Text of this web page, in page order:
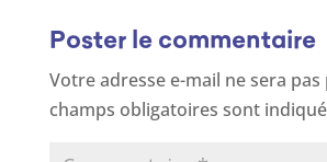
Poster le commentaire
Votre adresse e-mail ne sera pas
champs obligatoires sont